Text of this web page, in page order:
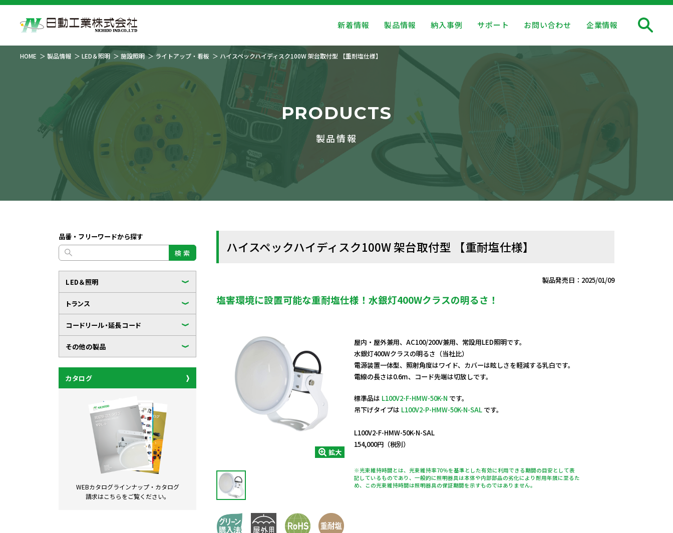
新着情報 製品情報 納入事例 サポート お問い合わせ 企業情報
HOME 製品情報 LED＆照明 施設照明 ライトアップ・看板 ハイスペックハイディスク100W 架台取付型 【重耐塩仕様】
PRODUCTS
製品情報
品番・フリーワードから探す
検 索
LED＆照明
トランス
コードリール・延長コード
その他の製品
カタログ
WEBカタログラインナップ・ カタログ
請求はこちらをご覧ください。
ハイスペックハイディスク100W 架台取付型 【重耐塩仕様】
製品発売日：2025/01/09
塩害環境に設置可能な重耐塩仕様！水銀灯400Wクラスの明るさ！
拡大
屋内・屋外兼用、AC100/200V兼用、常設用LED照明です。
水銀灯400Wクラスの明るさ（当社比）
電源装置一体型、照射角度はワイド、カバーは眩しさを軽減する乳白です。
電線の長さは0.6m、コード先端は切放しです。
標準品は L100V2-F-HMW-50K-N です。
吊下げタイプは L100V2-P-HMW-50K-N-SALです。
L100V2-F-HMW-50K-N-SAL
154,000円（税別）
※光束維持時間とは、光束維持率70％を基準とした有効に利用できる期間の目安として表
記しているものであり、一般的に照明器具は本体や内部部品の劣化により耐用年限に至るた
め、この光束維持時間は照明器具の保証期間を示すものではありません。